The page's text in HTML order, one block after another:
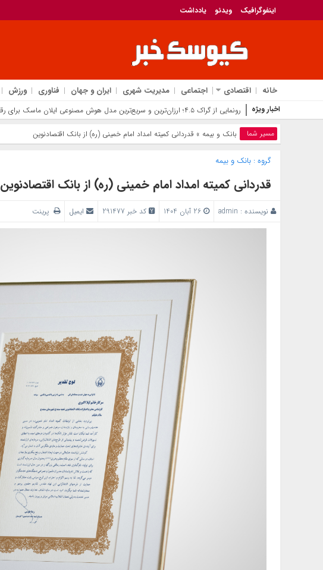
اینفوگرافیک ویدئو یادداشت
خانه اقتصادی اجتماعی مدیریت شهری ایران و جهان فناوری ورزش
اخبار ویژه رونمایی از گراک ۴.۵؛ ارزان‌ترین و سریع‌ترین مدل هوش مصنوعی ایلان ماسک برای رقابت با جی‌پی‌تی
مسیر شما بانک‌ و بیمه » قدردانی کمیته امداد امام خمینی (ره) از بانک اقتصادنوین
گروه :بانک‌ و بیمه
قدردانی کمیته امداد امام خمینی (ره) از بانک اقتصادنوین
نویسنده : admin کد خبر 291477 ایمیل پرینت